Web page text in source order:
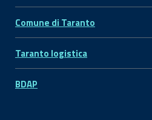
Comune di Taranto
Taranto logistica
BDAP